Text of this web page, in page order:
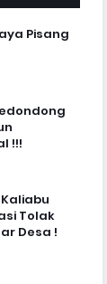
Pisang
!!!
Tolak
Desa !